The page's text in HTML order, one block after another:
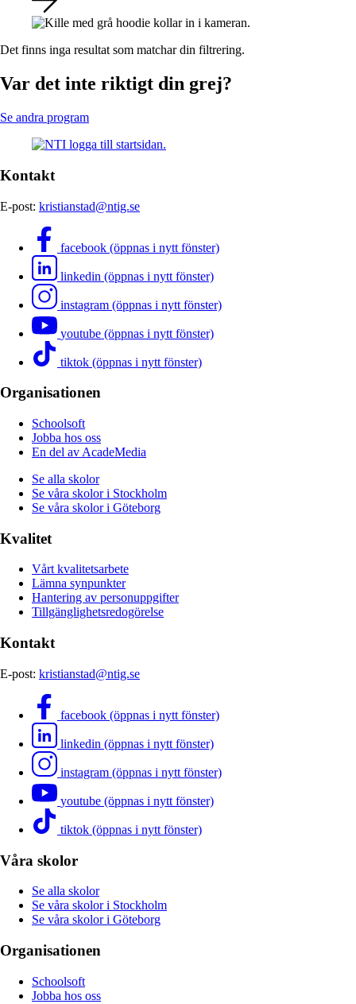
Det finns inga resultat som matchar din filtrering.
Var det inte riktigt din grej?
Se andra program
Kontakt
E-post: kristianstad@ntig.se
facebook (öppnas i nytt fönster)
linkedin (öppnas i nytt fönster)
instagram (öppnas i nytt fönster)
youtube (öppnas i nytt fönster)
tiktok (öppnas i nytt fönster)
Organisationen
Schoolsoft
Jobba hos oss
En del av AcadeMedia
Se alla skolor
Se våra skolor i Stockholm
Se våra skolor i Göteborg
Kvalitet
Vårt kvalitetsarbete
Lämna synpunkter
Hantering av personuppgifter
Tillgänglighetsredogörelse
Kontakt
E-post: kristianstad@ntig.se
facebook (öppnas i nytt fönster)
linkedin (öppnas i nytt fönster)
instagram (öppnas i nytt fönster)
youtube (öppnas i nytt fönster)
tiktok (öppnas i nytt fönster)
Våra skolor
Se alla skolor
Se våra skolor i Stockholm
Se våra skolor i Göteborg
Organisationen
Schoolsoft
Jobba hos oss